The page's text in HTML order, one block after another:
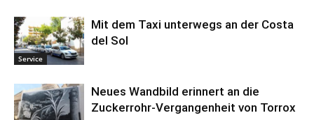
Service
Mit dem Taxi unterwegs an der Costa
del Sol
Neues Wandbild erinnert an die
Zuckerrohr-Vergangenheit von Torrox